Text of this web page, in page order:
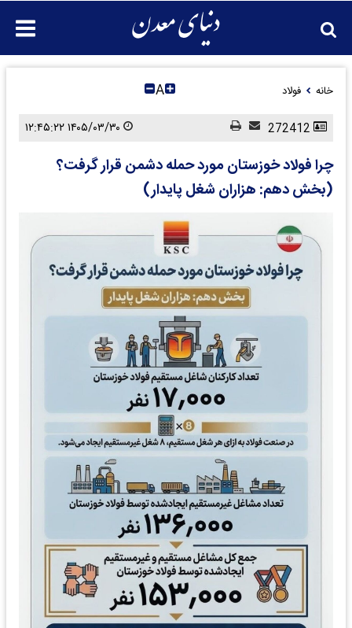
خانه فولاد A
چرا فولاد خوزستان مورد حمله دشمن قرار گرفت؟
(بخش دهم: هزاران شغل پایدار)